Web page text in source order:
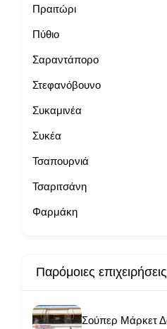
Πραιτώρι
Πύθιο
Σαραντάπορο
Στεφανόβουνο
Συκαμινέα
Συκέα
Τσαπουρνιά
Τσαριτσάνη
Φαρμάκη
Παρόμοιες επιχειρήσεις